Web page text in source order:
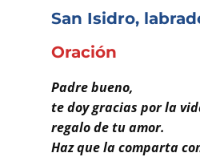
Pastoral Vocacional
Recursos
San Isidro,
Oración
Padre bueno,
te doy gracias por la
regalo de tu amor.
Haz que la comparta